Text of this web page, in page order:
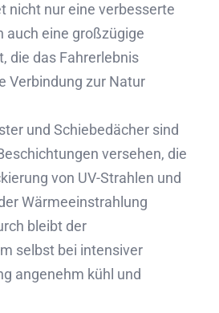
nicht nur eine verbesserte
auch eine großzügige
die das Fahrerlebnis
Verbindung zur Natur
und Schiebedächer sind
versehen, die
von UV-Strahlen und
Wärmeeinstrahlung
bleibt der
selbst bei intensiver
angenehm kühl und